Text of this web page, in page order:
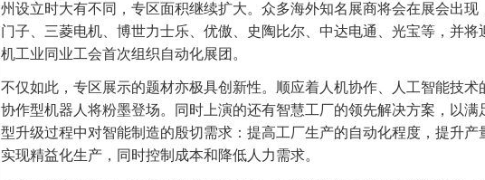
州设立时大有不同，专区面积继续扩大。众多海外知名展商将会在展会出现
门子、三菱电机、博世力士乐、优傲、史陶比尔、中达电通、光宝等，并将
机工业同业工会首次组织自动化展团。
不仅如此，专区展示的题材亦极具创新性。顺应着人机协作、人工智能技术
协作型机器人将粉墨登场。同时上演的还有智慧工厂的领先解决方案，以满
型升级过程中对智能制造的殷切需求：提高工厂生产的自动化程度，提升产
实现精益化生产，同时控制成本和降低人力需求。